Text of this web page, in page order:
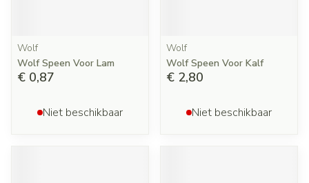
Wolf
Wolf Speen Voor Lam
€ 0,87
Niet beschikbaar
Wolf
Wolf Speen Voor Kalf
€ 2,80
Niet beschikbaar